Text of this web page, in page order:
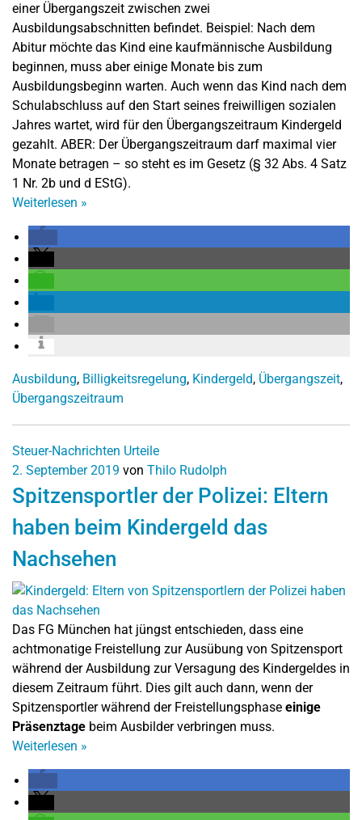
einer Übergangszeit zwischen zwei
Ausbildungsabschnitten befindet. Beispiel: Nach dem
Abitur möchte das Kind eine kaufmännische Ausbildung
beginnen, muss aber einige Monate bis zum
Ausbildungsbeginn warten. Auch wenn das Kind nach dem
Schulabschluss auf den Start seines freiwilligen sozialen
Jahres wartet, wird für den Übergangszeitraum Kindergeld
gezahlt. ABER: Der Übergangszeitraum darf maximal vier
Monate betragen – so steht es im Gesetz (§ 32 Abs. 4 Satz
1 Nr. 2b und d EStG).
Weiterlesen »
Ausbildung, Billigkeitsregelung, Kindergeld, Übergangszeit,
Übergangszeitraum
Steuer-Nachrichten Urteile
2. September 2019 von Thilo Rudolph
Spitzensportler der Polizei: Eltern
haben beim Kindergeld das
Nachsehen
Das FG München hat jüngst entschieden, dass eine
achtmonatige Freistellung zur Ausübung von Spitzensport
während der Ausbildung zur Versagung des Kindergeldes in
diesem Zeitraum führt. Dies gilt auch dann, wenn der
Spitzensportler während der Freistellungsphase einige
Präsenztage beim Ausbilder verbringen muss.
Weiterlesen »